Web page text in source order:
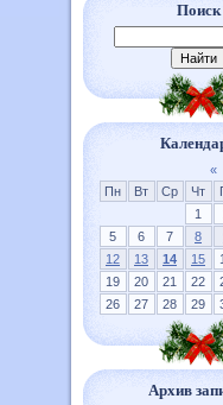
Поиск
«
Пн
Вт Ср Чт
1
5
6 7 8
12
13 14 15
19
20 21 22
26
27 28 29
Архив